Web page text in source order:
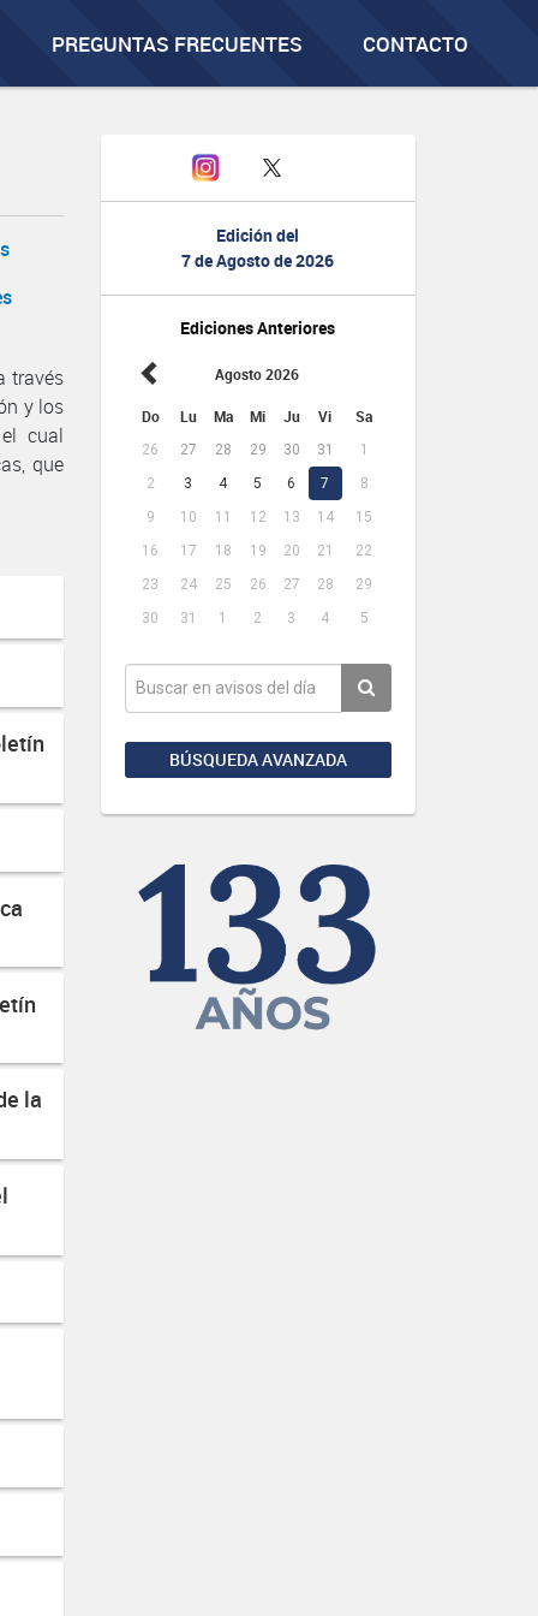
PREGUNTAS FRECUENTES CONTACTO
Edición del
7 de Agosto de 2026
Ediciones Anteriores
Agosto 2026
Do Lu Ma Mi Ju Vi Sa
26 27 28 29 30 31
1
2
3 4 5 6 7
8
9
10 11 12 13 14
15
16
17 18 19 20 21
22
23
24 25 26 27 28
29
30
31 1 2 3 4 5
BÚSQUEDA AVANZADA
través
y los
cual
que
la